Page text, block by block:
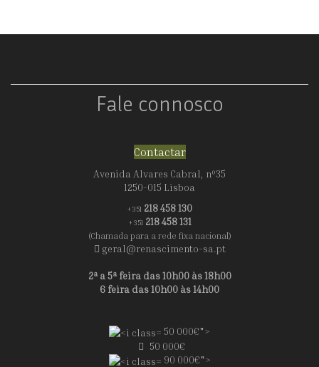
Fale connosco
Contactar
Avenida Alvares Cabral, nº35
1250-015 Lisboa
+351 218 458 130
+351 218 458 131
(Chamada para a rede fixa nacional)
geral@renascimento-sa.pt
2ª a 5ª feira das 10h00 às 18h00
6 feira das 10h00 às 14h00
50 000€">
50 000€
90 000€">